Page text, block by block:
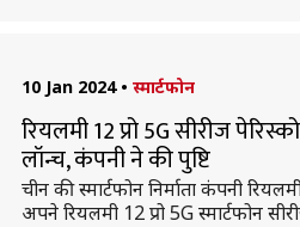
10 Jan 2024 • स्मार्टफोन
रियलमी 12 प्रो 5G सीरीज
लॉन्च, कंपनी ने की पुष्टि
चीन की स्मार्टफोन निर्माता कंपनी
अपने रियलमी 12 प्रो 5G स्मार्टफोन